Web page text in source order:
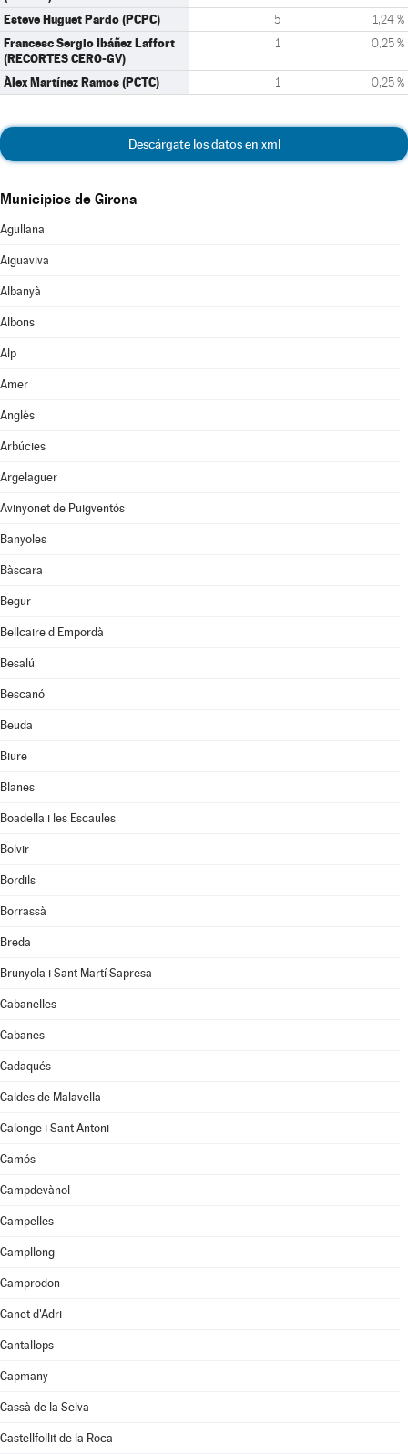
Esteve Huguet Pardo (PCPC) 5 1,24 %
Francesc Sergio Ibáñez Laffort
(RECORTES CERO-GV)
1 0,25 %
Àlex Martínez Ramos (PCTC) 1 0,25 %
Descárgate los datos en xml
Municipios de Girona
Agullana
Aiguaviva
Albanyà
Albons
Alp
Amer
Anglès
Arbúcies
Argelaguer
Avinyonet de Puigventós
Banyoles
Bàscara
Begur
Bellcaire d'Empordà
Besalú
Bescanó
Beuda
Biure
Blanes
Boadella i les Escaules
Bolvir
Bordils
Borrassà
Breda
Brunyola i Sant Martí Sapresa
Cabanelles
Cabanes
Cadaqués
Caldes de Malavella
Calonge i Sant Antoni
Camós
Campdevànol
Campelles
Campllong
Camprodon
Canet d'Adri
Cantallops
Capmany
Cassà de la Selva
Castellfollit de la Roca